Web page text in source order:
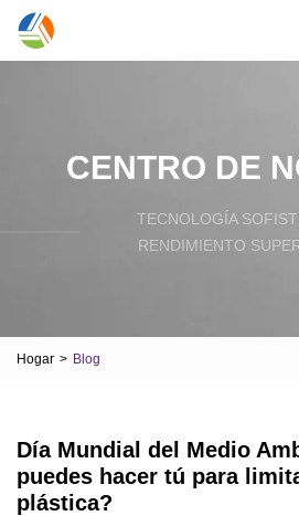
CENTRO DE
TECNOLOGÍA
RENDIMIENTO
Hogar > Blog
Día Mundial del Medio
puedes hacer tú para
plástica?